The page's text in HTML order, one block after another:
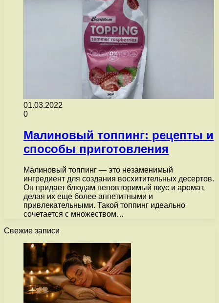
01.03.2022
0
Малиновый топпинг: рецепты и
способы приготовления
Малиновый топпинг — это незаменимый
ингредиент для создания восхитительных десертов.
Он придает блюдам неповторимый вкус и аромат,
делая их еще более аппетитными и
привлекательными. Такой топпинг идеально
сочетается с множеством…
Свежие записи